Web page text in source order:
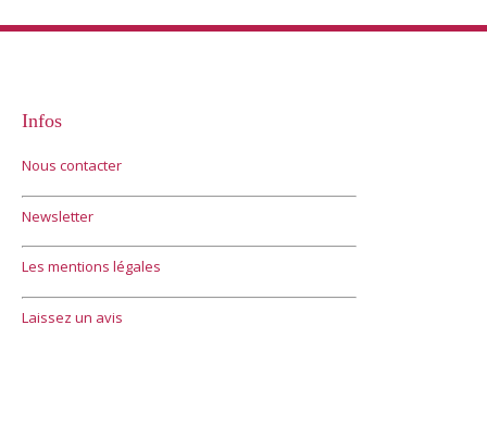
Infos
Nous contacter
Newsletter
Les mentions légales
Laissez un avis